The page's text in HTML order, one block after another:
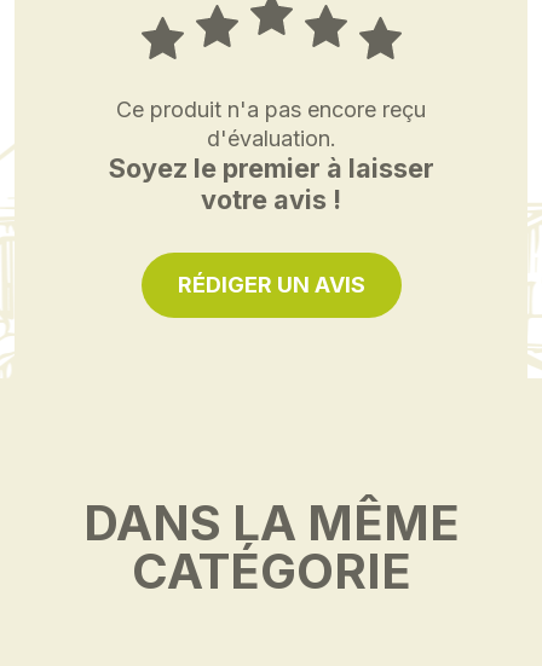
Ce produit n'a pas encore reçu
d'évaluation.
Soyez le premier à laisser
votre avis !
RÉDIGER UN AVIS
DANS LA MÊME
CATÉGORIE